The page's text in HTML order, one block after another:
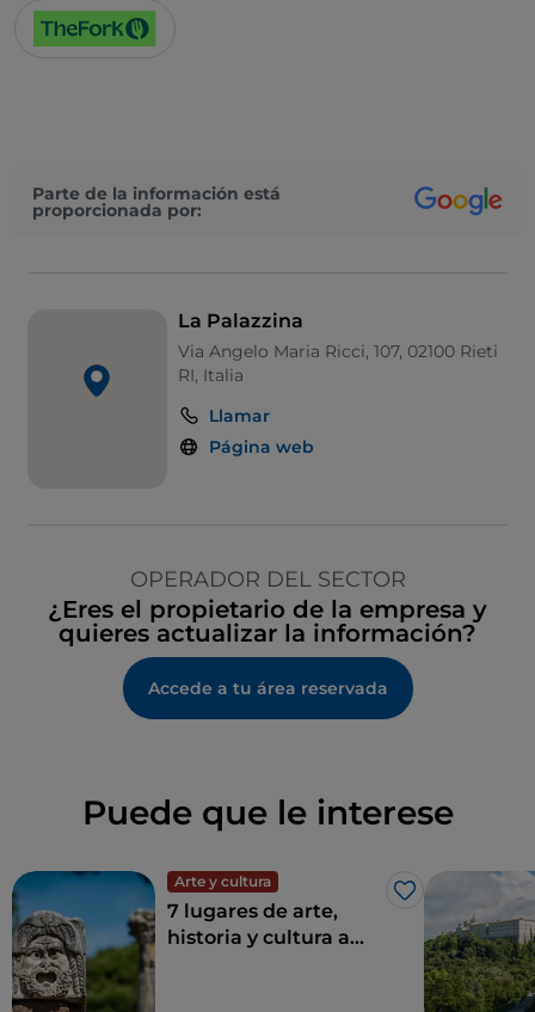
Parte de la información está
proporcionada por:
La Palazzina
Via Angelo Maria Ricci, 107, 02100 Rieti
RI, Italia
Llamar
Página web
OPERADOR DEL SECTOR
¿Eres el propietario de la empresa y
quieres actualizar la información?
Accede a tu área reservada
Puede que le interese
Arte y cultura
Me gusta
7 lugares de arte,
historia y cultura a